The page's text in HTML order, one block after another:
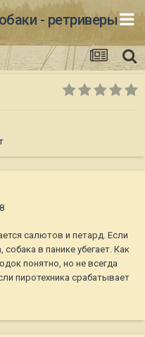
- ретриверы
салютов и петард. Если
в панике убегает. Как
понятно, но не всегда
пиротехника срабатывает